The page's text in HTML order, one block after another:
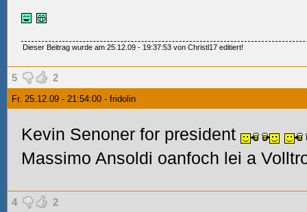
Dieser Beitrag wurde am 25.12.09 - 19:37:53 von Christl17 editiert!
5 2
Fr. 25.12.09 - 21:54:00 - fridolin
Kevin Senoner for president
Massimo Ansoldi oanfoch lei a
4 2